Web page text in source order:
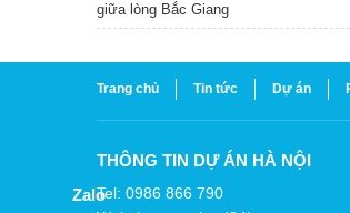
giữa lòng Bắc Giang
Trang chủ Tin tức Dự án
THÔNG TIN DỰ ÁN HÀ NỘI
Tel: 0986 866 790
Zalo